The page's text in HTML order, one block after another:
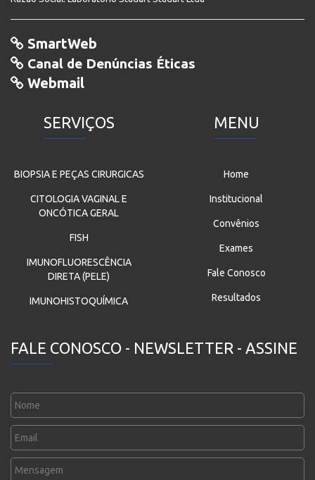
SmartWeb
Canal de Denúncias Éticas
Webmail
SERVIÇOS
BIOPSIA E PEÇAS CIRURGICAS
CITOLOGIA VAGINAL E
ONCÓTICA GERAL
FISH
IMUNOFLUORESCÊNCIA
DIRETA (PELE)
IMUNOHISTOQUÍMICA
MENU
Home
Institucional
Convênios
Exames
Fale Conosco
Resultados
FALE CONOSCO - NEWSLETTER - ASSINE